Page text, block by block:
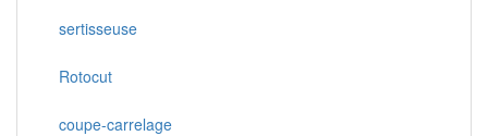
sertisseuse
Rotocut
coupe-carrelage